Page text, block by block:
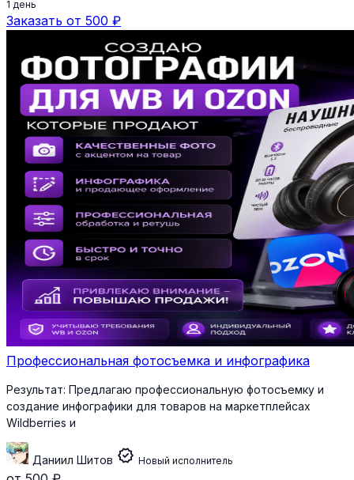
1 день
Заказать от 500 ₽
Профессиональная фотосъемка и инфографика
Результат: Предлагаю профессиональную фотосъемку и
создание инфографики для товаров на маркетплейсах
Wildberries и
Даниил Шитов verified Новый исполнитель